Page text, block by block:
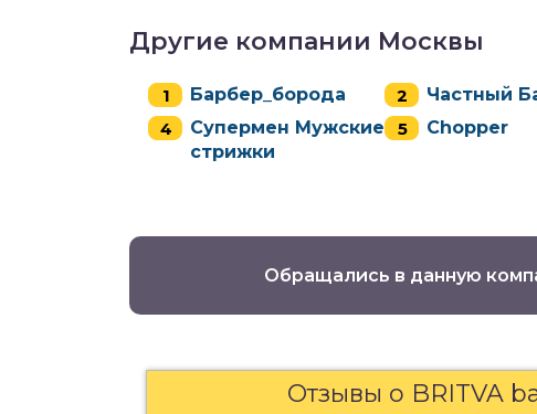
Другие компании Москвы
Барбер_борода Частный
Супермен Мужские
стрижки
Chopper
Обращались в данную
Отзывы о BRITVA